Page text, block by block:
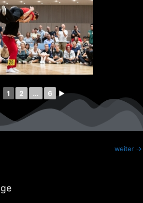
1 2 ... 6 ►
weiter →